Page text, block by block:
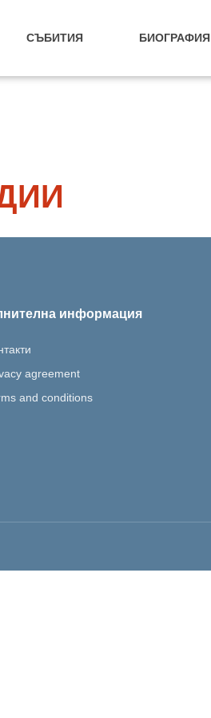
СЪБИТИЯ БИОГРАФИЯ
информация
agreement
and conditions